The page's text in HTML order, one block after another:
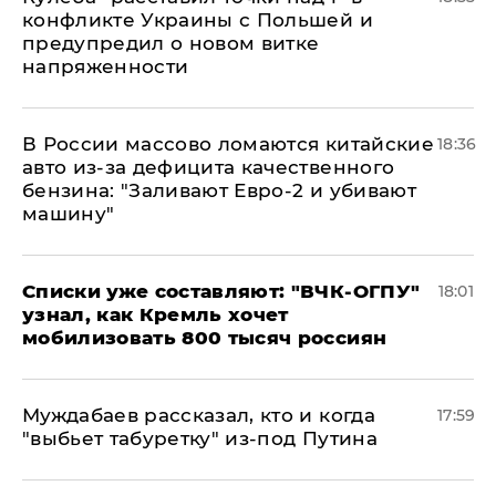
конфликте Украины с Польшей и
предупредил о новом витке
напряженности
В России массово ломаются китайские
авто из-за дефицита качественного
бензина: "Заливают Евро-2 и убивают
машину"
18:36
Списки уже составляют: "ВЧК-ОГПУ"
узнал, как Кремль хочет
мобилизовать 800 тысяч россиян
18:01
Муждабаев рассказал, кто и когда
"выбьет табуретку" из-под Путина
17:59